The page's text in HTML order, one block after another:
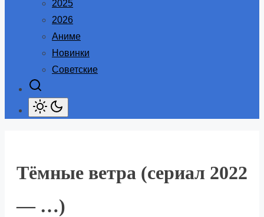
2025
2026
Аниме
Новинки
Советские
Тёмные ветра (сериал 2022
— …)